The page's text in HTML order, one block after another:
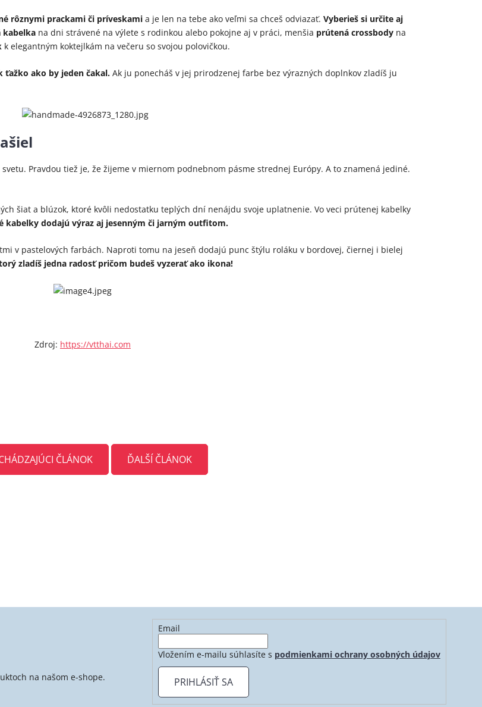
rôznymi prackami či príveskami a je len na tebe ako veľmi sa chceš odviazať. Vyberieš si určite aj
kabelka na dni strávené na výlete s rodinkou alebo pokojne aj v práci, menšia prútená crossbody na
k elegantným koktejlkám na večeru so svojou polovičkou.
ťažko ako by jeden čakal. Ak ju ponecháš v jej prirodzenej farbe bez výrazných doplnkov zladíš ju
Pravdou tiež je, že žijeme v miernom podnebnom pásme strednej Európy. A to znamená jediné.
šiat a blúzok, ktoré kvôli nedostatku teplých dní nenájdu svoje uplatnenie. Vo veci prútenej kabelky
kabelky dodajú výraz aj jesenným či jarným outfitom.
v pastelových farbách. Naproti tomu na jeseň dodajú punc štýlu roláku v bordovej, čiernej i bielej
zladíš jedna radosť pričom budeš vyzerať ako ikona!
Zdroj: https://vtthai.com
ČLÁNOK ĎALŠÍ ČLÁNOK
na našom e-shope.
Email
Vložením e-mailu súhlasíte s podmienkami ochrany osobných údajov
PRIHLÁSIŤ SA